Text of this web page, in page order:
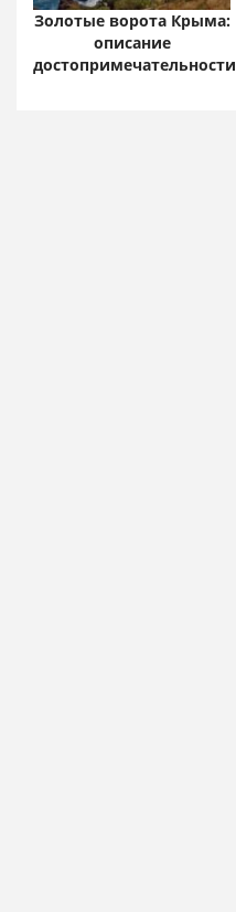
Золотые ворота Крыма:
описание
достопримечательности